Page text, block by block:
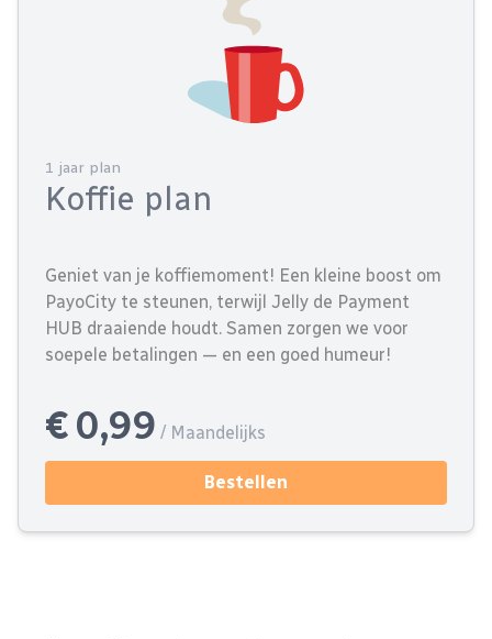
1 jaar plan
Koffie plan
Geniet van je koffiemoment! Een kleine boost om
PayoCity te steunen, terwijl Jelly de Payment
HUB draaiende houdt. Samen zorgen we voor
soepele betalingen — en een goed humeur!
€ 0,99 / Maandelijks
Bestellen